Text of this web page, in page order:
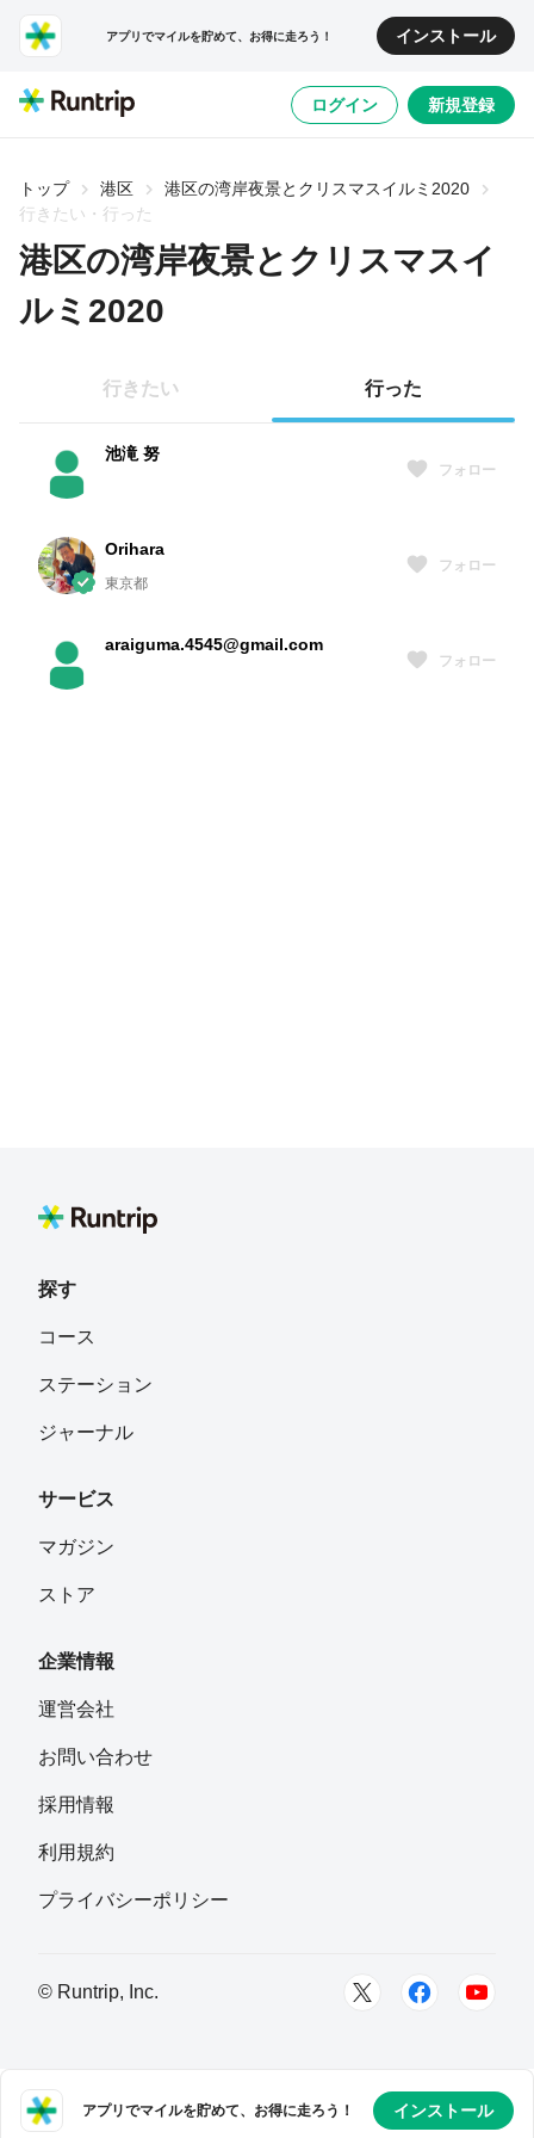
アプリでマイルを貯めて、お得に走ろう！ インストール
ログイン 新規登録
トップ 港区
港区の湾岸夜景とクリスマスイルミ2020
行きたい・行った
港区の湾岸夜景とクリスマスイ
ルミ2020
行きたい 行った
池滝 努
フォロー
Orihara
東京都
フォロー
araiguma.4545@gmail.com
フォロー
探す
コース
ステーション
ジャーナル
サービス
マガジン
ストア
企業情報
運営会社
お問い合わせ
採用情報
利用規約
プライバシーポリシー
© Runtrip, Inc.
アプリでマイルを貯めて、お得に走ろう！ インストール